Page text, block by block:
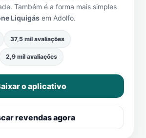
Também é a forma mais simples
Liquigás em Adolfo.
37,5 mil avaliações
2,9 mil avaliações
o aplicativo
revendas agora